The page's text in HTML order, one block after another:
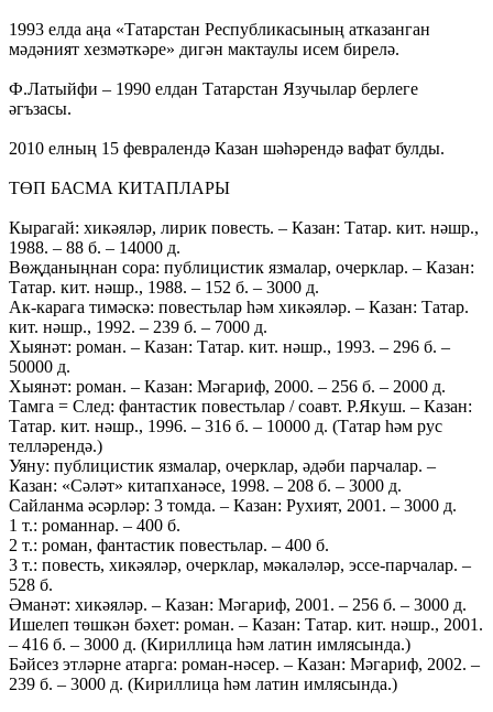
1993 елда аңа «Татарстан Республикасының атказанган
мәдәният хезмәткәре» дигән мактаулы исем бирелә.
Ф.Латыйфи – 1990 елдан Татарстан Язучылар берлеге
әгъзасы.
2010 елның 15 февралендә Казан шәһәрендә вафат булды.
ТӨП БАСМА КИТАПЛАРЫ
Кырагай: хикәяләр, лирик повесть. – Казан: Татар. кит. нәшр.,
1988. – 88 б. – 14000 д.
Вөҗданыңнан сора: публицистик язмалар, очерклар. – Казан:
Татар. кит. нәшр., 1988. – 152 б. – 3000 д.
Ак-карага тимәскә: повестьлар һәм хикәяләр. – Казан: Татар.
кит. нәшр., 1992. – 239 б. – 7000 д.
Хыянәт: роман. – Казан: Татар. кит. нәшр., 1993. – 296 б. –
50000 д.
Хыянәт: роман. – Казан: Мәгариф, 2000. – 256 б. – 2000 д.
Тамга = След: фантастик повестьлар / соавт. Р.Якуш. – Казан:
Татар. кит. нәшр., 1996. – 316 б. – 10000 д. (Татар һәм рус
телләрендә.)
Уяну: публицистик язмалар, очерклар, әдәби парчалар. –
Казан: «Сәләт» китапханәсе, 1998. – 208 б. – 3000 д.
Сайланма әсәрләр: 3 томда. – Казан: Рухият, 2001. – 3000 д.
1 т.: романнар. – 400 б.
2 т.: роман, фантастик повестьлар. – 400 б.
3 т.: повесть, хикәяләр, очерклар, мәкаләләр, эссе-парчалар. –
528 б.
Әманәт: хикәяләр. – Казан: Мәгариф, 2001. – 256 б. – 3000 д.
Ишелеп төшкән бәхет: роман. – Казан: Татар. кит. нәшр., 2001.
– 416 б. – 3000 д. (Кириллица һәм латин имлясында.)
Бәйсез этләрне атарга: роман-нәсер. – Казан: Мәгариф, 2002. –
239 б. – 3000 д. (Кириллица һәм латин имлясында.)